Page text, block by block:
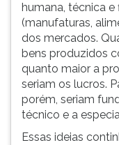
humana, técnica e
(manufaturas,
dos mercados.
bens produzidos
quanto maior a
seriam os lucros.
porém, seriam
técnico e a
Essas ideias